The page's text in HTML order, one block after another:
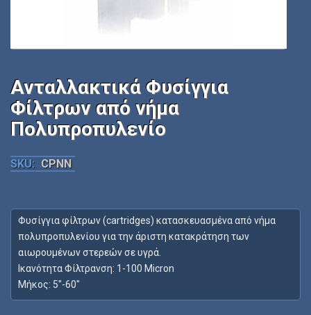
Ανταλλακτικά Φυσίγγια
Φίλτρων από νήμα
Πολυπροπυλενίο
SKU: CPNN
Φυσίγγια φίλτρων (cartridges) κατασκευασμένα από νήμα
πολυπροπυλενίου για την άριστη κατακράτηση των
αιωρουμένων στερεών σε υγρά.
Ικανότητα Φίλτρανση: 1-100 Micron
Μήκος: 5″-60″